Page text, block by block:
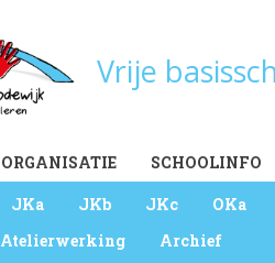
Vrije
JKa JKb JKc OKa
Atelierwerking Archief
ORGANISATIE SCHOOLINFO